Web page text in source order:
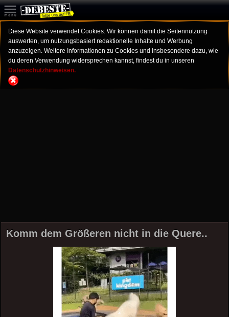
Diese Website verwendet Cookies. Wir können damit die Seitennutzung
auswerten, um nutzungsbasiert redaktionelle Inhalte und Werbung
anzuzeigen. Weitere Informationen zu Cookies und insbesondere dazu, wie
du deren Verwendung widersprechen kannst, findest du in unseren
Datenschutzhinweisen.
Komm dem Größeren nicht in die Quere..